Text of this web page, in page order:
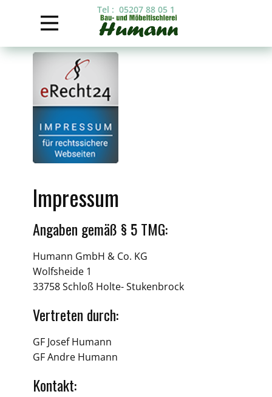
Tel : 05207 88 05 1
Impressum
Angaben gemäß § 5 TMG:
Humann GmbH & Co. KG
Wolfsheide 1
33758 Schloß Holte- Stukenbrock
Vertreten durch:
GF Josef Humann
GF Andre Humann
Kontakt: